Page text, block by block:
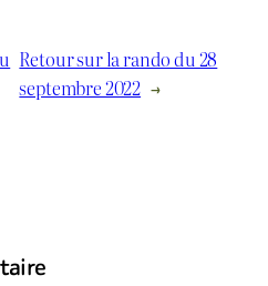
Retour sur la rando du 28
septembre 2022 →